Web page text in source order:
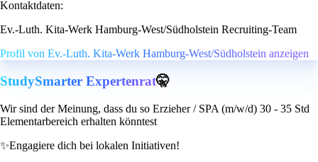
Kontaktdaten:
Ev.-Luth. Kita-Werk Hamburg-West/Südholstein Recruiting-Team
Profil von Ev.-Luth. Kita-Werk Hamburg-West/Südholstein anzeigen
StudySmarter Expertenrat🤫
Wir sind der Meinung, dass du so Erzieher / SPA (m/w/d) 30 - 35 Std
Elementarbereich erhalten könntest
✨Engagiere dich bei lokalen Initiativen!